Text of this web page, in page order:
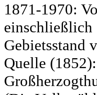
1871-1970:
einschließlich
Gebietsstand
Quelle